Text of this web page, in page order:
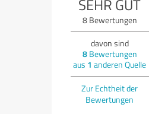
SEHR GUT
8Bewertungen
davon sind
8Bewertungen
aus 1 anderen Quelle
Zur Echtheit der
Bewertungen